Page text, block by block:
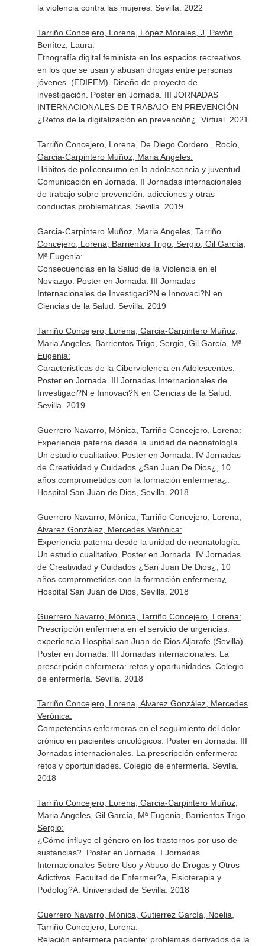
la violencia contra las mujeres. Sevilla. 2022
Tarriño Concejero, Lorena, López Morales, J, Pavón
Benítez, Laura:
Etnografía digital feminista en los espacios recreativos
en los que se usan y abusan drogas entre personas
jóvenes. (EDIFEM). Diseño de proyecto de
investigación. Poster en Jornada. III JORNADAS
INTERNACIONALES DE TRABAJO EN PREVENCIÓN
¿Retos de la digitalización en prevención¿. Virtual. 2021
Tarriño Concejero, Lorena, De Diego Cordero , Rocío,
Garcia-Carpintero Muñoz, Maria Angeles:
Hábitos de policonsumo en la adolescencia y juventud.
Comunicación en Jornada. II Jornadas internacionales
de trabajo sobre prevención, adicciones y otras
conductas problemáticas. Sevilla. 2019
Garcia-Carpintero Muñoz, Maria Angeles, Tarriño
Concejero, Lorena, Barrientos Trigo, Sergio, Gil García,
Mª Eugenia:
Consecuencias en la Salud de la Violencia en el
Noviazgo. Poster en Jornada. III Jornadas
Internacionales de Investigaci?N e Innovaci?N en
Ciencias de la Salud. Sevilla. 2019
Tarriño Concejero, Lorena, Garcia-Carpintero Muñoz,
Maria Angeles, Barrientos Trigo, Sergio, Gil García, Mª
Eugenia:
Caracteristicas de la Ciberviolencia en Adolescentes.
Poster en Jornada. III Jornadas Internacionales de
Investigaci?N e Innovaci?N en Ciencias de la Salud.
Sevilla. 2019
Guerrero Navarro, Mónica, Tarriño Concejero, Lorena:
Experiencia paterna desde la unidad de neonatología.
Un estudio cualitativo. Poster en Jornada. IV Jornadas
de Creatividad y Cuidados ¿San Juan De Dios¿, 10
años comprometidos con la formación enfermera¿.
Hospital San Juan de Dios, Sevilla. 2018
Guerrero Navarro, Mónica, Tarriño Concejero, Lorena,
Álvarez González, Mercedes Verónica:
Experiencia paterna desde la unidad de neonatología.
Un estudio cualitativo. Poster en Jornada. IV Jornadas
de Creatividad y Cuidados ¿San Juan De Dios¿, 10
años comprometidos con la formación enfermera¿.
Hospital San Juan de Dios, Sevilla. 2018
Guerrero Navarro, Mónica, Tarriño Concejero, Lorena:
Prescripción enfermera en el servicio de urgencias.
experiencia Hospital san Juan de Dios Aljarafe (Sevilla).
Poster en Jornada. III Jornadas internacionales. La
prescripción enfermera: retos y oportunidades. Colegio
de enfermería. Sevilla. 2018
Tarriño Concejero, Lorena, Álvarez González, Mercedes
Verónica:
Competencias enfermeras en el seguimiento del dolor
crónico en pacientes oncológicos. Poster en Jornada. III
Jornadas internacionales. La prescripción enfermera:
retos y oportunidades. Colegio de enfermería. Sevilla.
2018
Tarriño Concejero, Lorena, Garcia-Carpintero Muñoz,
Maria Angeles, Gil García, Mª Eugenia, Barrientos Trigo,
Sergio:
¿Cómo influye el género en los trastornos por uso de
sustancias?. Poster en Jornada. I Jornadas
Internacionales Sobre Uso y Abuso de Drogas y Otros
Adictivos. Facultad de Enfermer?a, Fisioterapia y
Podolog?A. Universidad de Sevilla. 2018
Guerrero Navarro, Mónica, Gutierrez García, Noelia,
Tarriño Concejero, Lorena:
Relación enfermera paciente: problemas derivados de la